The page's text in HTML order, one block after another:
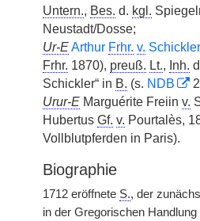
Untern., Bes. d. kgl.
Neustadt/Dosse;
Ur-EArthur Frhr. v.
Frhr. 1870), preuß. Lt., Inh.
Schickler“ in B. (s. NDB
Urur-E Marguérite Freiin v.
Hubertus Gf. v. Pourtalès,
Vollblutpferden in Paris).
Biographie
1712 eröffnete S., der
in der Gregorischen